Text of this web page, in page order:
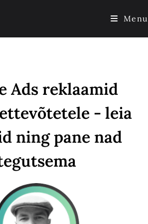
Menu
Ads reklaamid
- leia
ning pane nad